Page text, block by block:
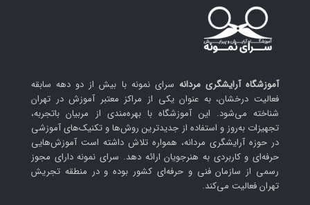
آموزشگاه آرایشگری مردانه سرای نمونه با بیش از دو دهه سابقه
فعالیت درخشان، به عنوان یکی از مراکز معتبر آموزش در تهران
شناخته می‌شود. این آموزشگاه با بهره‌مندی از مربیان باتجربه،
تجهیزات به‌روز و استفاده از جدیدترین روش‌ها و تکنیک‌های آموزشی
در حوزه آرایشگری مردانه، همواره تلاش داشته است آموزش‌هایی
حرفه‌ای و کاربردی به هنرجویان ارائه دهد. سرای نمونه دارای مجوز
رسمی از سازمان فنی و حرفه‌ای کشور بوده و در منطقه تجریش
تهران فعالیت می‌کند.